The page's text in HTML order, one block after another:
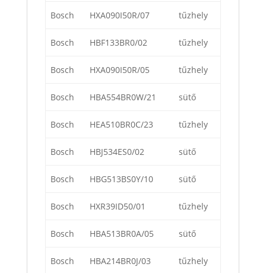
Bosch HXA090I50R/07 tűzhely
Bosch HBF133BR0/02 tűzhely
Bosch HXA090I50R/05 tűzhely
Bosch HBA554BR0W/21 sütő
Bosch HEA510BR0C/23 tűzhely
Bosch HBJ534ES0/02 sütő
Bosch HBG513BS0Y/10 sütő
Bosch HXR39ID50/01 tűzhely
Bosch HBA513BR0A/05 sütő
Bosch HBA214BR0J/03 tűzhely